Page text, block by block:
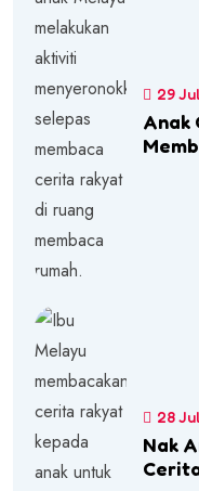
29
Anak
28
Nak